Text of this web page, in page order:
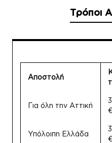
Τρόποι
Αποστολή
Για όλη την Αττική
€
Υπόλοιπη Ελλάδα
€